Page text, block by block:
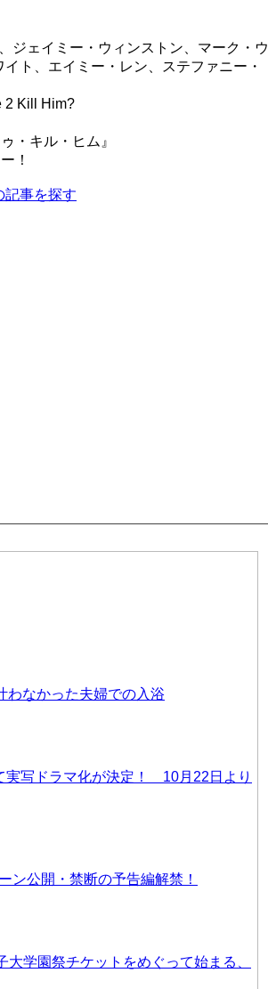
ジェイミー・ウィンストン、マーク・ウ
ト、エイミー・レン、ステファニー・
2 Kill Him?
・キル・ヒム』
！
記事を探す
わなかった夫婦での入浴
実写ドラマ化が決定！ 10月22日より
ン公開・禁断の予告編解禁！
大学園祭チケットをめぐって始まる、